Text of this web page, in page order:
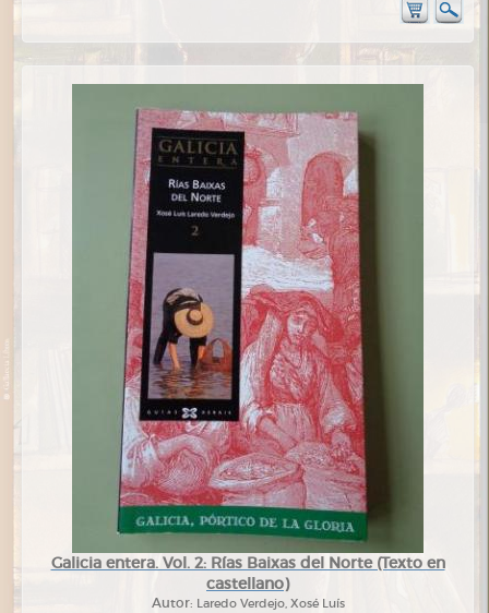
Galicia entera. Vol. 2: Rías Baixas del Norte (Texto en
castellano)
Autor: Laredo Verdejo, Xosé Luís